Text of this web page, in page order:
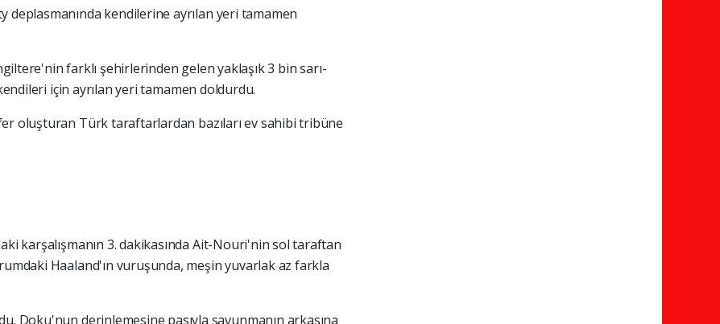
deplasmanında kendilerine ayrılan yeri tamamen
farklı şehirlerinden gelen yaklaşık 3 bin sarı-
için ayrılan yeri tamamen doldurdu.
oluşturan Türk taraftarlardan bazıları ev sahibi tribüne
karşalışmanın 3. dakikasında Ait-Nouri'nin sol taraftan
Haaland'ın vuruşunda, meşin yuvarlak az farkla
Doku'nun derinlemesine pasıyla savunmanın arkasına